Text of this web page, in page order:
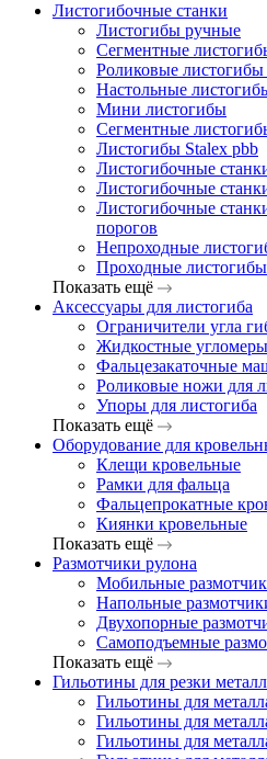
Листогибочные станки
Листогибы ручные
Сегментные
Роликовые
Настольные
Мини листогибы
Сегментные
Листогибы Stalex pbb
Листогибочные
Листогибочные
Листогибочные
порогов
Непроходные
Проходные листогибы
Показать ещё
Аксессуары для листогиба
Ограничители угла
Жидкостные угломеры
Фальцезакаточные
Роликовые ножи для
Упоры для листогиба
Показать ещё
Оборудование для
Клещи кровельные
Рамки для фальца
Фальцепрокатные
Киянки кровельные
Показать ещё
Размотчики рулона
Мобильные
Напольные
Двухопорные
Самоподъемные
Показать ещё
Гильотины для резки
Гильотины для
Гильотины для
Гильотины для